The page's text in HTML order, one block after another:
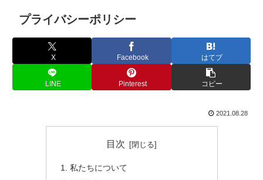
プライバシーポリシー
X Facebook はてブ
LINE Pinterest コピー
2021.08.28
目次
私たちについて